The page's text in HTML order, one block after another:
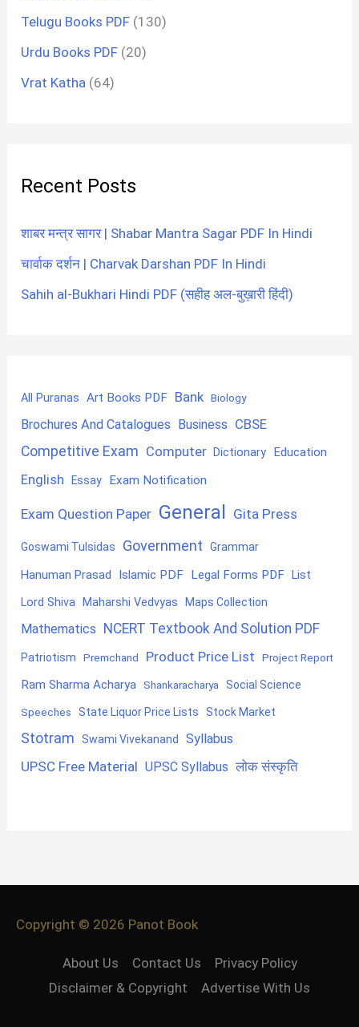
Telugu Books PDF (130)
Urdu Books PDF (20)
Vrat Katha (64)
Recent Posts
शाबर मन्त्र सागर | Shabar Mantra Sagar PDF In Hindi
चार्वाक दर्शन | Charvak Darshan PDF In Hindi
Sahih al-Bukhari Hindi PDF (सहीह अल-बुख़ारी हिंदी)
All Puranas Art Books PDF Bank Biology
Brochures And Catalogues Business CBSE
Competitive Exam Computer Dictionary Education
English Essay Exam Notification
Exam Question Paper General Gita Press
Goswami Tulsidas Government Grammar
Hanuman Prasad Islamic PDF Legal Forms PDF List
Lord Shiva Maharshi Vedvyas Maps Collection
Mathematics NCERT Textbook And Solution PDF
Patriotism Premchand Product Price List Project Report
Ram Sharma Acharya Shankaracharya Social Science
Speeches State Liquor Price Lists Stock Market
Stotram Swami Vivekanand Syllabus
UPSC Free Material UPSC Syllabus लोक संस्कृति
Copyright © 2026 Panot Book
About Us Contact Us
Privacy Policy
Disclaimer & Copyright
Advertise With Us